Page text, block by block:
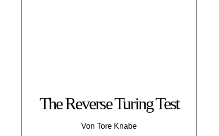
The Reverse Turing Test
Von Tore Knabe